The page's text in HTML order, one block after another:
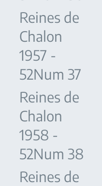
Reines de
Chalon
1957 -
52Num 37
Reines de
Chalon
1958 -
52Num 38
Reines de